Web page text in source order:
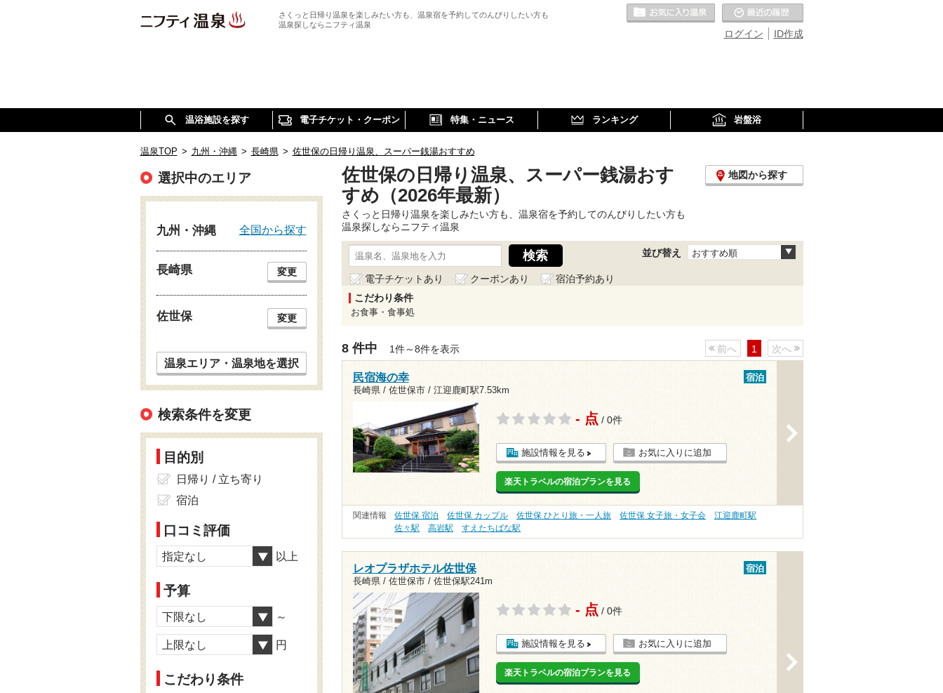
さくっと日帰り温泉を楽しみたい方も、温泉宿を予約してのんびりしたい方も
温泉探しならニフティ温泉
ID作成
ログイン
お気に入りの温泉
温浴施設を探す 電子チケット・クーポン 特集・ニュース ランキング 岩盤浴
温泉TOP > 九州・沖縄 > 長崎県 > 佐世保の日帰り温泉、スーパー銭湯おすすめ
佐世保の日帰り温泉、スーパー銭湯おす
すめ（2026年最新）
地図から探す
さくっと日帰り温泉を楽しみたい方も、温泉宿を予約してのんびりしたい方も
温泉探しならニフティ温泉
並び替え おすすめ順
電子チケットあり クーポンあり
宿泊予約あり
こだわり条件
お食事・食事処
8 件中 1件～8件を表示 前へ 1 次へ
民宿海の幸
長崎県 / 佐世保市 / 江迎鹿町駅7.53km
宿泊
- 点 / 0件
施設情報を見る お気に入りに追加
楽天トラベルの宿泊プランを見る
関連情報 佐世保 宿泊 佐世保 カップル 佐世保 ひとり旅・一人旅 佐世保 女子旅・女子会
江迎鹿町駅
佐々駅
高岩駅 すえたちばな駅
レオプラザホテル佐世保
長崎県 / 佐世保市 / 佐世保駅241m
宿泊
- 点 / 0件
施設情報を見る お気に入りに追加
楽天トラベルの宿泊プランを見る
選択中のエリア
九州・沖縄 全国から探す
長崎県 変更
佐世保 変更
温泉エリア・温泉地を選択
検索条件を変更
目的別
日帰り / 立ち寄り
宿泊
口コミ評価
指定なし 以上
予算
下限なし ～
上限なし 円
こだわり条件